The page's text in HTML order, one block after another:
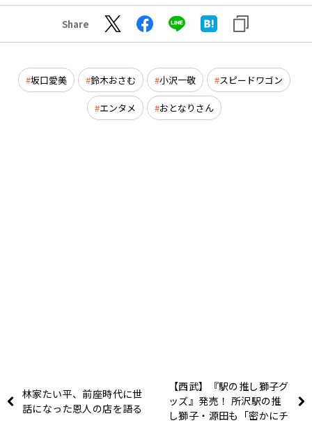
Share
坂口愛美 鈴木おさむ 小沢一敬 スピードワゴン
エンタメ おとなりさん
林家たい平、前座時代に世
話になった恩人の店を語る
【西武】『駅の推し獅子グ
ッズ』発売！ 所沢駅の推
し獅子・源田も「密かにチ